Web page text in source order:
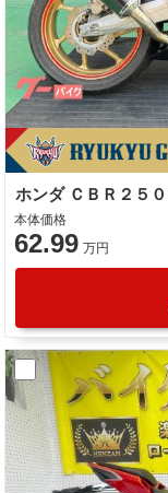
本体価格
62.99 万円